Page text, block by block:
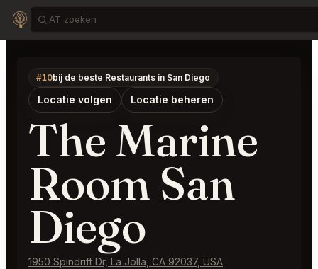
#10bij de beste Restaurants in San Diego
Locatie volgen Locatie beheren
The Marine
Room San
Diego
1950 Spindrift Dr, La Jolla, CA 92037, USA